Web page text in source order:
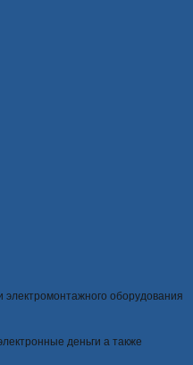
оборудования
деньги а также